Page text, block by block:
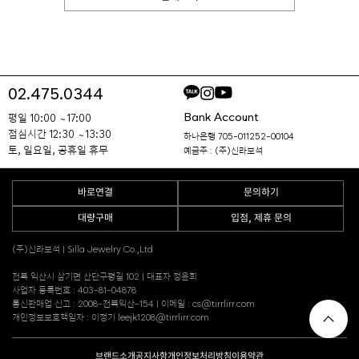
02.475.0344
평일 10:00 ~ 17:00
점심시간 12:30 ~ 13:30
토, 일요일, 공휴일 휴무
Bank Account
하나은행 705-011252-00104
예금주 : (주)신라보석
바로연결 문의하기
대량구매 입점, 제휴 문의
(주)신라보석 | Silla Jewelry Co.,Ltd
전북 익산시 삼기면 산단구평길 102 | 대표자 정윤희
사업자 등록번호 : 403-81-04878
통신판매업 신고 : 2008-전북익산-154 | 이메일 : cs@tirrlirr.com
개인정보보호책임자 : 이정기 leejk1208@tirrlirr.com